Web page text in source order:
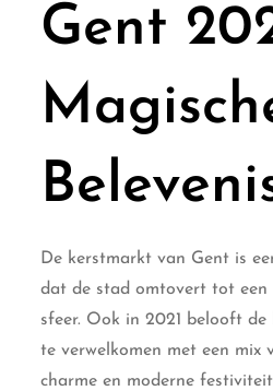
Gent
De kerstmarkt van Gent is
dat de stad omtovert tot een
sfeer. Ook in 2021 belooft de
te verwelkomen met een mix
charme en moderne